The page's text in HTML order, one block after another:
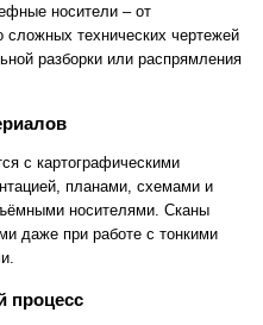
носители – от
сложных технических чертежей
разборки или распрямления
с картографическими
планами, схемами и
носителями. Сканы
даже при работе с тонкими
процесс